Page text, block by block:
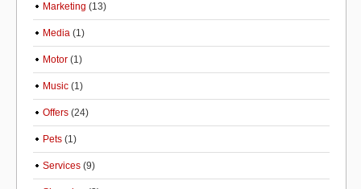
Marketing (13)
Media (1)
Motor (1)
Music (1)
Offers (24)
Pets (1)
Services (9)